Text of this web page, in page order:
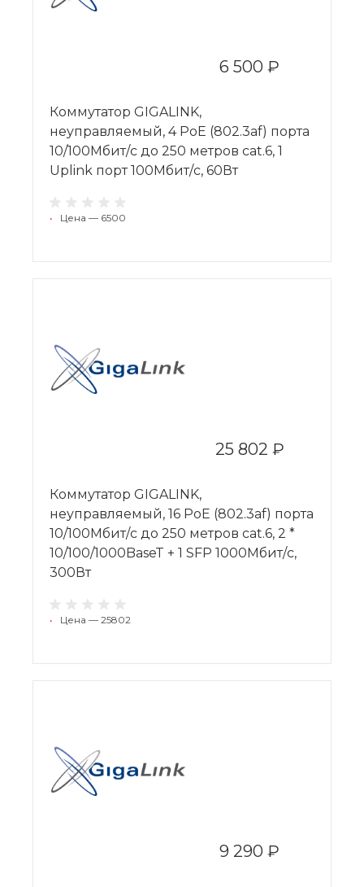
6 500 ₽
Коммутатор GIGALINK,
неуправляемый, 4 PoE (802.3af) порта
10/100Мбит/с до 250 метров cat.6, 1
Uplink порт 100Мбит/с, 60Вт
• Цена — 6500
25 802 ₽
Коммутатор GIGALINK,
неуправляемый, 16 PoE (802.3af) порта
10/100Мбит/с до 250 метров cat.6, 2 *
10/100/1000BaseT + 1 SFP 1000Мбит/с,
300Вт
• Цена — 25802
9 290 ₽